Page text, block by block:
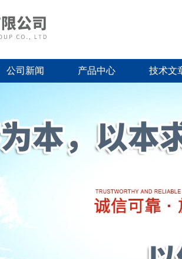
公司新闻 产品中心 技术文